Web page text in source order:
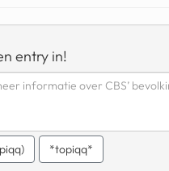
entry in!
*topiqq*